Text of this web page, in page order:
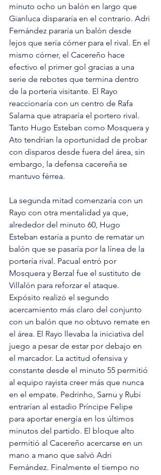
minuto ocho un balón en largo que
Gianluca dispararía en el contrario. Adri
Fernández pararía un balón desde
lejos que sería córner para el rival. En el
mismo córner, el Cacereño hace
efectivo el primer gol gracias a una
serie de rebotes que termina dentro
de la portería visitante. El Rayo
reaccionaría con un centro de Rafa
Salama que atraparía el portero rival.
Tanto Hugo Esteban como Mosquera y
Ato tendrían la oportunidad de probar
con disparos desde fuera del área, sin
embargo, la defensa cacereña se
mantuvo férrea.
La segunda mitad comenzaría con un
Rayo con otra mentalidad ya que,
alrededor del minuto 60, Hugo
Esteban estaría a punto de rematar un
balón que se pasaría por la línea de la
portería rival. Pacual entró por
Mosquera y Berzal fue el sustituto de
Villalón para reforzar el ataque.
Expósito realizó el segundo
acercamiento más claro del conjunto
con un balón que no obtuvo remate en
el área. El Rayo llevaba la iniciativa del
juego a pesar de estar por debajo en
el marcador. La actitud ofensiva y
constante desde el minuto 55 permitió
al equipo rayista creer más que nunca
en el empate. Pedrinho, Samu y Rubi
entrarían al estadio Príncipe Felipe
para aportar energía en los últimos
minutos del partido. El bloque alto
permitió al Cacereño acercarse en un
mano a mano que salvó Adri
Fernández. Finalmente el tiempo no